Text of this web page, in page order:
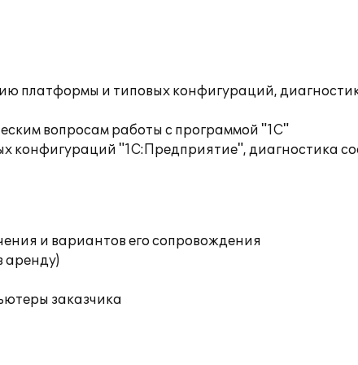
платформы и типовых конфигураций,
вопросам работы с программой "1С"
конфигураций "1С:Предприятие", диагностика
и вариантов его сопровождения
аренду)
заказчика